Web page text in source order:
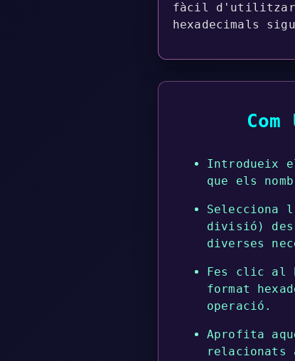
fàcil d'utilitzar i
hexadecimals
Introdueix
que els
Selecciona
divisió) des
diverses
Fes clic al
format
operació.
Aprofita
relacionats